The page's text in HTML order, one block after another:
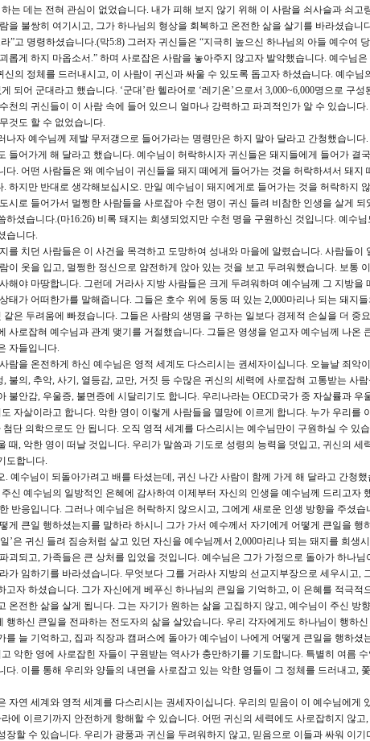
는 데는 전혀 관심이 없었습니다. 내가 피해 보지 않기 위해 이 사람을 쇠사슬과 쇠고
을 불쌍히 여기시고, 그가 하나님의 형상을 회복하고 온전한 삶을 살기를 바라셨습니
”고 명령하셨습니다.(막5:8) 그러자 귀신들은 “지극히 높으신 하나님의 아들 예수여
롭게 하지 마옵소서.” 하며 사로잡은 사람을 놓아주지 않고자 발악했습니다. 예수님은
신의 정체를 드러내시고, 이 사람이 귀신과 싸울 수 있도록 돕고자 하셨습니다. 예수
되어 군대라고 했습니다. ‘군대’란 헬라어로 ‘레기온’으로서 3,000~6,000명으로 구
천의 귀신들이 이 사람 속에 들어 있으니 얼마나 강력하고 파괴적인가 알 수 있습니다
것도 할 수 없었습니다.
나자 예수님께 제발 무저갱으로 들어가라는 명령만은 하지 말아 달라고 간청했습니다
들어가게 해 달라고 했습니다. 예수님이 허락하시자 귀신들은 돼지들에게 들어가 결
다. 어떤 사람들은 왜 예수님이 귀신들을 돼지 떼에게 들어가는 것을 허락하셔서 돼지
. 하지만 반대로 생각해보십시오. 만일 예수님이 돼지에게로 들어가는 것을 허락하지
시로 들어가서 멀쩡한 사람들을 사로잡아 수천 명이 귀신 들려 비참한 인생을 살게
하셨습니다.(마16:26) 비록 돼지는 희생되었지만 수천 명을 구원하신 것입니다. 예수
습니다.
를 치던 사람들은 이 사건을 목격하고 도망하여 성내와 마을에 알렸습니다. 사람들이
이 옷을 입고, 멀쩡한 정신으로 얌전하게 앉아 있는 것을 보고 두려워했습니다. 보통
해야 마땅합니다. 그런데 거라사 지방 사람들은 크게 두려워하며 예수님께 그 지방을
태가 어떠한가를 말해줍니다. 그들은 호수 위에 둥둥 떠 있는 2,000마리나 되는 돼지
같은 두려움에 빠졌습니다. 그들은 사람의 생명을 구하는 일보다 경제적 손실을 더 중
사로잡혀 예수님과 관계 맺기를 거절했습니다. 그들은 영생을 얻고자 예수님께 나온
자들입니다.
람을 온전하게 하신 예수님은 영적 세계도 다스리시는 권세자이십니다. 오늘날 죄악
, 불의, 추악, 사기, 열등감, 교만, 거짓 등 수많은 귀신의 세력에 사로잡혀 고통받는 사
불안감, 우울증, 불면증에 시달리기도 합니다. 우리나라는 OECD국가 중 자살률과 우
자살이라고 합니다. 악한 영이 이렇게 사람들을 멸망에 이르게 합니다. 누가 우리를
첨단 의학으로도 안 됩니다. 오직 영적 세계를 다스리시는 예수님만이 구원하실 수 있
때, 악한 영이 떠날 것입니다. 우리가 말씀과 기도로 성령의 능력을 덧입고, 귀신의 세
도합니다.
. 예수님이 되돌아가려고 배를 타셨는데, 귀신 나간 사람이 함께 가게 해 달라고 간청
신 예수님의 일방적인 은혜에 감사하여 이제부터 자신의 인생을 예수님께 드리고자
반응입니다. 그러나 예수님은 허락하지 않으시고, 그에게 새로운 인생 방향을 주셨습
게 큰일 행하셨는지를 말하라 하시니 그가 가서 예수께서 자기에게 어떻게 큰일을 행
’은 귀신 들려 짐승처럼 살고 있던 자신을 예수님께서 2,000마리나 되는 돼지를 희생
괴되고, 가족들은 큰 상처를 입었을 것입니다. 예수님은 그가 가정으로 돌아가 하나님
가 임하기를 바라셨습니다. 무엇보다 그를 거라사 지방의 선교지부장으로 세우시고,
고자 하셨습니다. 그가 자신에게 베푸신 하나님의 큰일을 기억하고, 이 은혜를 적극적
온전한 삶을 살게 됩니다. 그는 자기가 원하는 삶을 고집하지 않고, 예수님이 주신 방
행하신 큰일을 전파하는 전도자의 삶을 살았습니다. 우리 각자에게도 하나님이 행하
를 늘 기억하고, 집과 직장과 캠퍼스에 돌아가 예수님이 나에게 어떻게 큰일을 행하셨
악한 영에 사로잡힌 자들이 구원받는 역사가 충만하기를 기도합니다. 특별히 여름
다. 이를 통해 우리와 양들의 내면을 사로잡고 있는 악한 영들이 그 정체를 드러내고,
자연 세계와 영적 세계를 다스리시는 권세자이십니다. 우리의 믿음이 이 예수님에게
에 이르기까지 안전하게 항해할 수 있습니다. 어떤 귀신의 세력에도 사로잡히지 않
장할 수 있습니다. 우리가 광풍과 귀신을 두려워하지 않고, 믿음으로 이들과 싸워 이